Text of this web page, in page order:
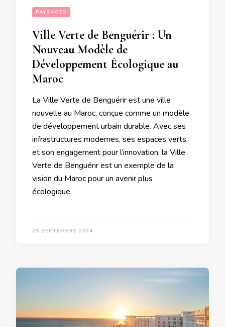
PAYSAGES
Ville Verte de Benguérir : Un
Nouveau Modèle de
Développement Écologique au
Maroc
La Ville Verte de Benguérir est une ville
nouvelle au Maroc, conçue comme un modèle
de développement urbain durable. Avec ses
infrastructures modernes, ses espaces verts,
et son engagement pour l’innovation, la Ville
Verte de Benguérir est un exemple de la
vision du Maroc pour un avenir plus
écologique.
25 SEPTEMBRE 2024